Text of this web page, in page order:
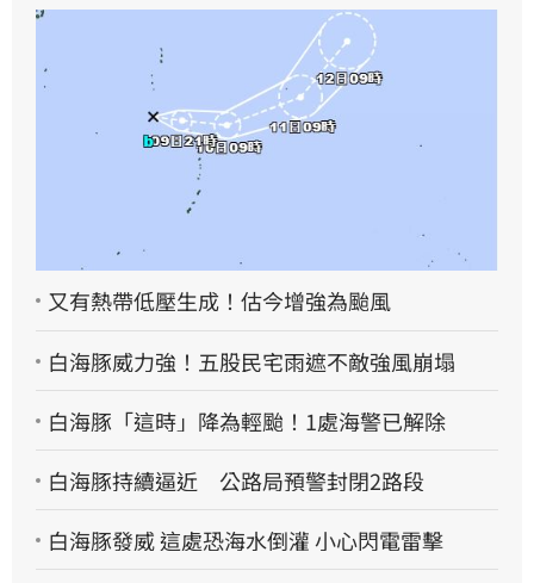
又有熱帶低壓生成！估今增強為颱風
白海豚威力強！五股民宅雨遮不敵強風崩塌
白海豚「這時」降為輕颱！1處海警已解除
白海豚持續逼近 公路局預警封閉2路段
白海豚發威 這處恐海水倒灌 小心閃電雷擊